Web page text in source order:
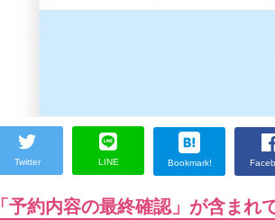
Twitter LINE Bookmark!
「予約内容の最終確認」が含まれ